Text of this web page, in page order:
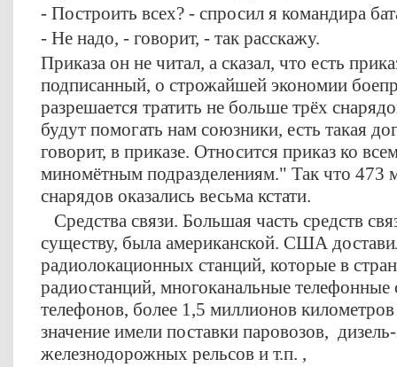
- Построить всех? - спросил я командира
- Не надо, - говорит, - так расскажу.
Приказа он не читал, а сказал, что есть
подписанный, о строжайшей экономии
разрешается тратить не больше трёх
будут помогать нам союзники, есть такая
говорит, в приказе. Относится приказ ко
миномётным подразделениям." Так что 473
снарядов оказались весьма кстати.
Средства связи. Большая часть средств
существу, была американской. США
радиолокационных станций, которые в
радиостанций, многоканальные
телефонов, более 1,5 миллионов
значение имели поставки паровозов,
железнодорожных рельсов и т.п. ,